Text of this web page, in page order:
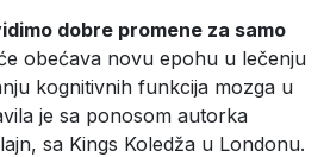
dobre promene za samo
obećava novu epohu u lečenju
kognitivnih funkcija mozga u
je sa ponosom autorka
sa Kings Koledža u Londonu.